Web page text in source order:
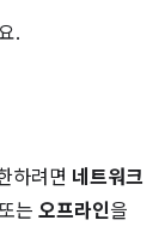
.
하려면 네트워크
또는 오프라인을